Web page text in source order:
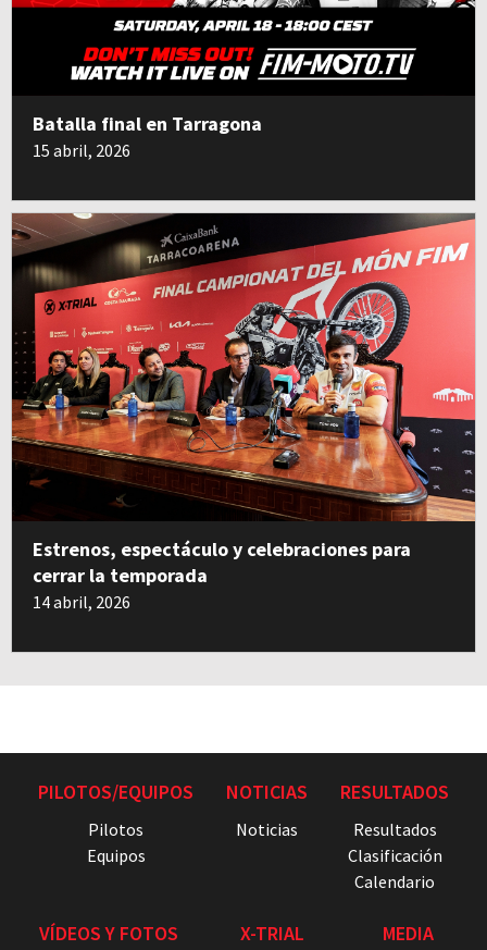
Batalla final en Tarragona
15 abril, 2026
Estrenos, espectáculo y celebraciones para
cerrar la temporada
14 abril, 2026
PILOTOS/EQUIPOS
Pilotos
Equipos
NOTICIAS
Noticias
RESULTADOS
Resultados
Clasificación
Calendario
VÍDEOS Y FOTOS X-TRIAL MEDIA